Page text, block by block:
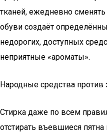
тканей, ежедневно
обуви создаёт
недорогих, доступных
неприятные «ароматы».
Народные средства против
Стирка даже по всем
отстирать въевшиеся